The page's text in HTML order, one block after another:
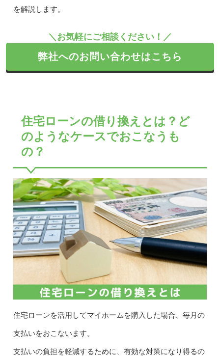
を解説します。
＼お気軽にご相談ください！／
弊社へのお問い合わせはこちら
住宅ローンの借り換えとは？ど
のようなケースでおこなうも
の？
住宅ローンを活用してマイホームを購入した場合、毎月の
支払いをおこないます。
支払いの負担を軽減するために、有効な対策になり得るの